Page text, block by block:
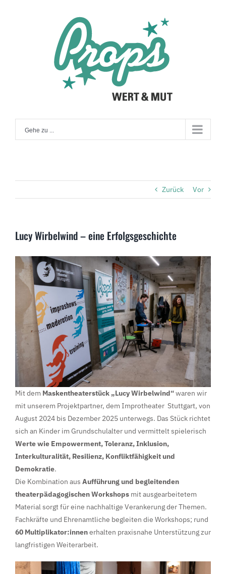
Gehe zu ...
Zurück Vor
Lucy Wirbelwind – eine Erfolgsgeschichte
Mit dem Maskentheaterstück „Lucy Wirbelwind“waren wir
mit unserem Projektpartner, dem Improtheater Stuttgart, von
August 2024 bis Dezember 2025 unterwegs. Das Stück richtet
sich an Kinder im Grundschulalter und vermittelt spielerisch
Werte wie Empowerment, Toleranz, Inklusion,
Interkulturalität, Resilienz, Konfliktfähigkeit und
Demokratie.
Die Kombination aus Aufführung und begleitenden
theaterpädagogischen Workshops mit ausgearbeitetem
Material sorgt für eine nachhaltige Verankerung der Themen.
Fachkräfte und Ehrenamtliche begleiten die Workshops; rund
60 Multiplikator:innenerhalten praxisnahe Unterstützung zur
langfristigen Weiterarbeit.